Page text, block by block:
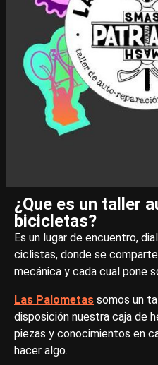
¿Que es un taller
bicicletas?
Es un lugar de encuentro,
ciclistas, donde se
mecánica y cada cual pone
Las Palometas somos un
disposición nuestra caja de
piezas y conocimientos en
hacer algo.